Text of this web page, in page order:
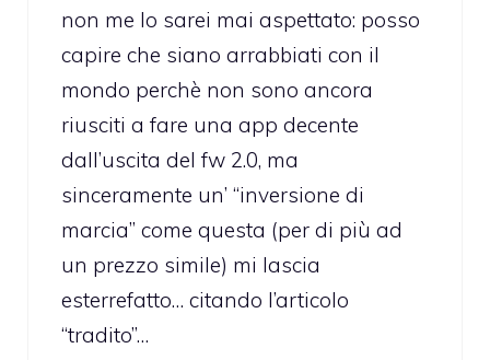
non me lo sarei mai aspettato: posso
capire che siano arrabbiati con il
mondo perchè non sono ancora
riusciti a fare una app decente
dall’uscita del fw 2.0, ma
sinceramente un’ “inversione di
marcia” come questa (per di più ad
un prezzo simile) mi lascia
esterrefatto… citando l’articolo
“tradito”…